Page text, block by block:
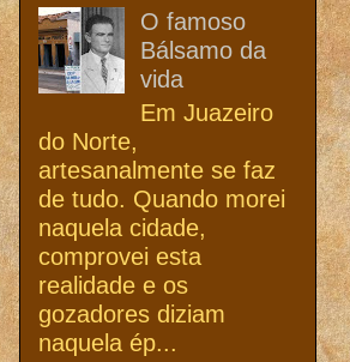
O famoso
Bálsamo da
vida
Em Juazeiro
do Norte,
artesanalmente se faz
de tudo. Quando morei
naquela cidade,
comprovei esta
realidade e os
gozadores diziam
naquela ép...